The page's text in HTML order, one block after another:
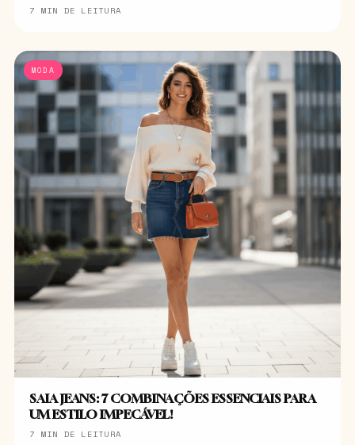
7 MIN DE LEITURA
MODA
SAIA JEANS: 7 COMBINAÇÕES ESSENCIAIS PARA
UM ESTILO IMPECÁVEL!
7 MIN DE LEITURA